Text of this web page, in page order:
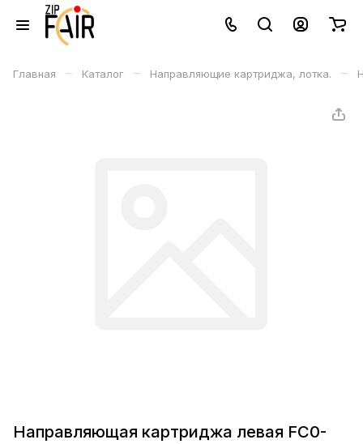
Главная – Каталог – Направляющие картриджа, лотка. –
Направляющая картриджа левая FC0-